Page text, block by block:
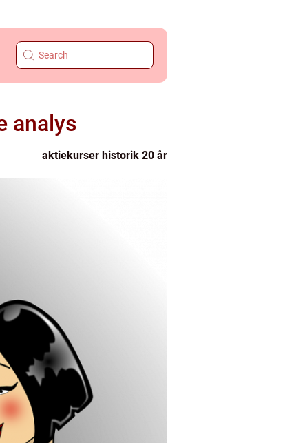
analys
aktiekurser historik 20 år